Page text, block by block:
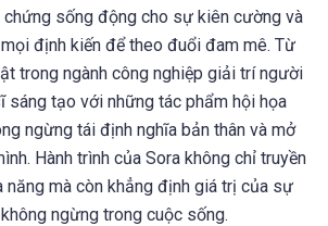
chứng sống động cho sự kiên cường và
định kiến để theo đuổi đam mê. Từ
trong ngành công nghiệp giải trí người
sáng tạo với những tác phẩm hội họa
ngừng tái định nghĩa bản thân và mở
Hành trình của Sora không chỉ truyền
mà còn khẳng định giá trị của sự
ngừng trong cuộc sống.